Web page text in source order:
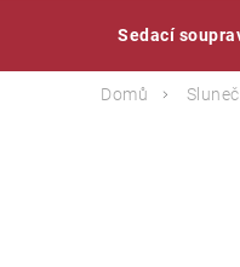
Sedací
Domů